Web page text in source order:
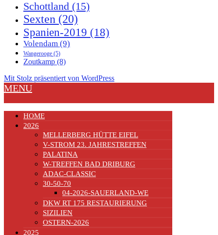
Schottland (15)
Sexten (20)
Spanien-2019 (18)
Volendam (9)
Wangerooge (5)
Zoutkamp (8)
Mit Stolz präsentiert von WordPress
MENU
HOME
2026
MELLERBERG HÜTTE EIFEL
V-STROM 23. JAHRESTREFFEN
PALATINA
W-TREFFEN BAD DRIBURG
ADAC-CLASSIC
30-50-70
04-2026-SAUERLAND-WE
DKW RT 175 RESTAURIERUNG
SIZILIEN
OSTERN-2026
2025